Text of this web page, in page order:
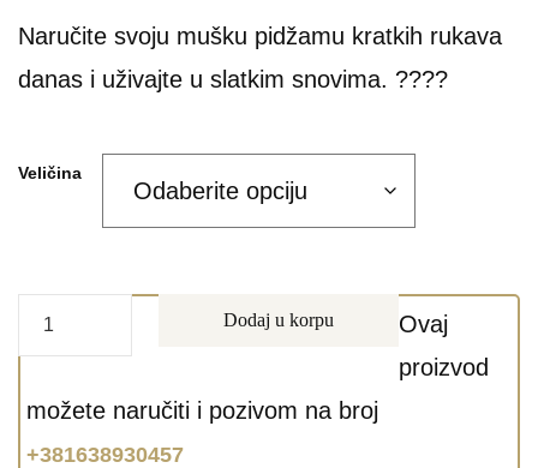
Naručite svoju mušku pidžamu kratkih rukava
danas i uživajte u slatkim snovima. ????
Veličina
Dodaj u korpu
Ovaj
proizvod
možete naručiti i pozivom na broj
+381638930457